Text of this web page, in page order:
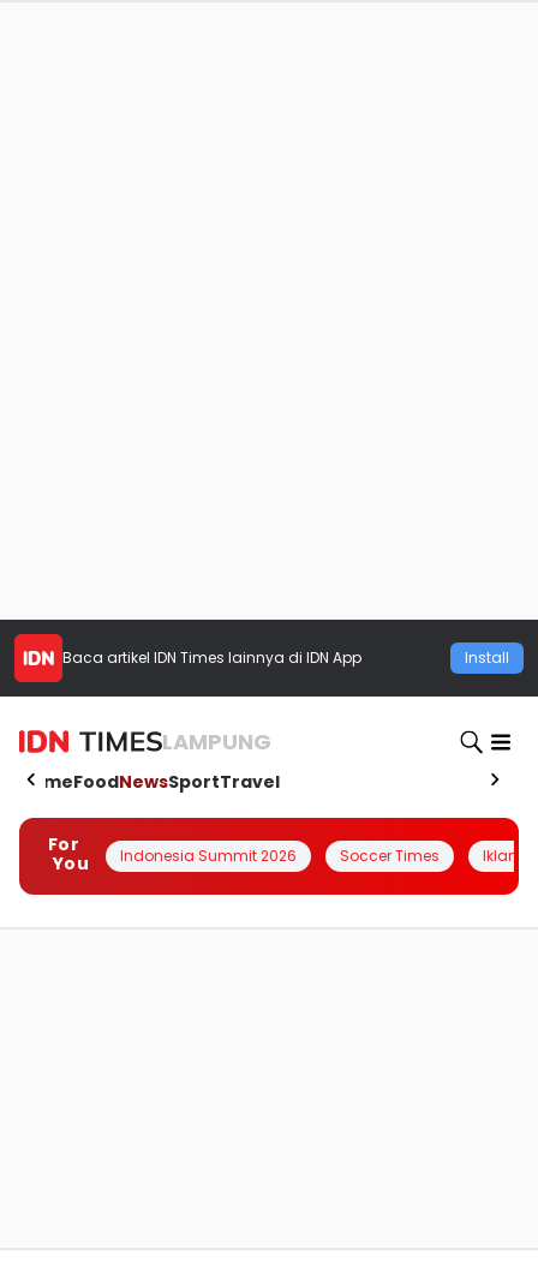
Baca artikel IDN Times lainnya di IDN App Install
LAMPUNG
HomeFoodNewsSportTravel
For
You
Indonesia Summit 2026 Soccer Times Iklanin